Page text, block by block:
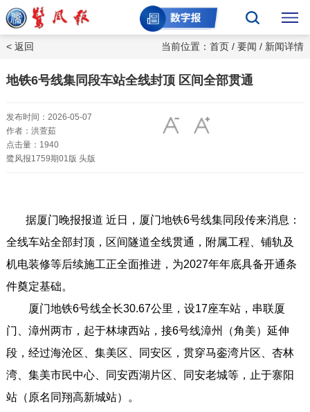
当前位置：首页 /要闻 / 新闻详情
< 返回
地铁6号线集同段车站全线封顶 区间全部贯通
发布时间：2026-05-07
作者：洪萱茹
点击量：1940
鹭风报1759期01版 头版
据厦门晚报报道 近日，厦门地铁6号线集同段传来消息：
全线车站全部封顶，区间隧道全线贯通，附属工程、铺轨及
机电装修等后续施工正全面推进，为2027年年底具备开通条
件奠定基础。
厦门地铁6号线全长30.67公里，设17座车站，串联厦
门、漳州两市，起于林埭西站，接6号线漳州（角美）延伸
段，经过海沧区、集美区、同安区，贯穿马銮湾片区、杏林
湾、集美市民中心、同安西湖片区、同安老城等，止于寨阳
站（原名同翔高新城站）。